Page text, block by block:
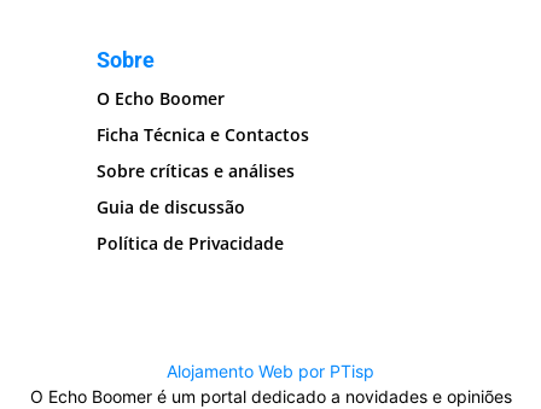
Sobre
O Echo Boomer
Ficha Técnica e Contactos
Sobre críticas e análises
Guia de discussão
Política de Privacidade
Alojamento Web por PTisp
O Echo Boomer é um portal dedicado a novidades e opiniões